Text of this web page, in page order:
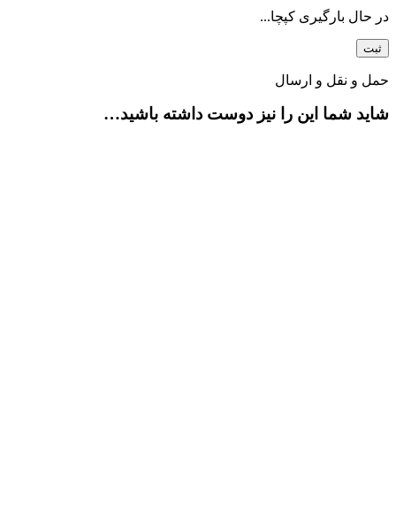
در حال بارگیری کپچا...
حمل و نقل و ارسال
شاید شما این را نیز دوست داشته باشید…